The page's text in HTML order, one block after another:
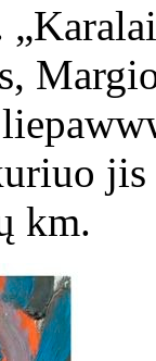
km.